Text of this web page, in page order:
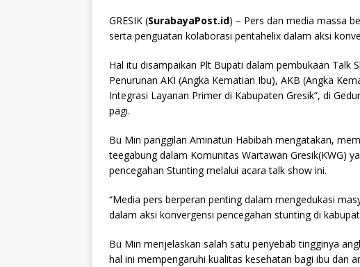
GRESIK (SurabayaPost.id) – Pers dan media massa
serta penguatan kolaborasi pentahelix dalam aksi
Hal itu disampaikan Plt Bupati dalam pembukaan Talk
Penurunan AKI (Angka Kematian Ibu), AKB (Angka
Integrasi Layanan Primer di Kabupaten Gresik”, di
pagi.
Bu Min panggilan Aminatun Habibah mengatakan,
teegabung dalam Komunitas Wartawan Gresik(KWG)
pencegahan Stunting melalui acara talk show ini.
“Media pers berperan penting dalam mengedukasi
dalam aksi konvergensi pencegahan stunting di
Bu Min menjelaskan salah satu penyebab tingginya
hal ini mempengaruhi kualitas kesehatan bagi ibu dan